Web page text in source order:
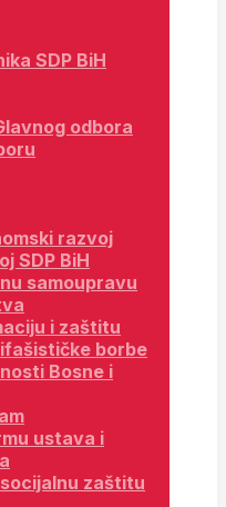
SDP BiH
odbora
razvoj
SDP BiH
samoupravu
i zaštitu
borbe
Bosne i
ustava i
zaštitu